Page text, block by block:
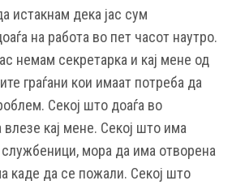
истакнам дека јас сум
на работа во пет часот наутро.
немам секретарка и кај мене од
граѓани кои имаат потреба да
Секој што доаѓа во
кај мене. Секој што има
мора да има отворена
каде да се пожали. Секој што